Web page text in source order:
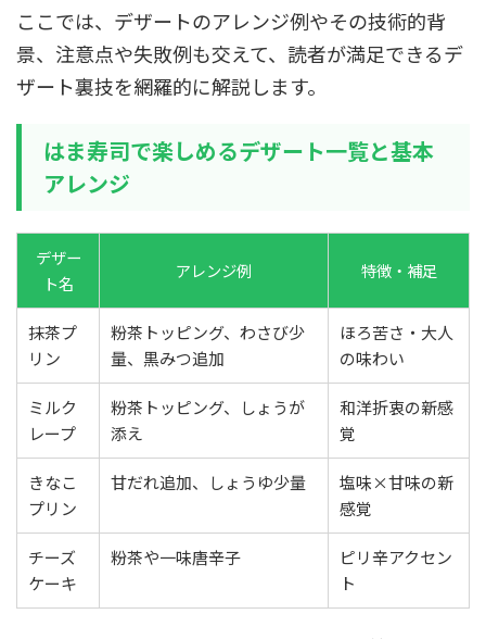
ここでは、デザートのアレンジ例やその技術的背
景、注意点や失敗例も交えて、読者が満足できるデ
ザート裏技を網羅的に解説します。
はま寿司で楽しめるデザート一覧と基本
アレンジ
デザー
ト名
アレンジ例 特徴・補足
抹茶プ
リン
粉茶トッピング、わさび少
量、黒みつ追加
ほろ苦さ・大人
の味わい
ミルク
レープ
粉茶トッピング、しょうが
添え
和洋折衷の新感
覚
きなこ
プリン
甘だれ追加、しょうゆ少量
塩味×甘味の新
感覚
チーズ
ケーキ
粉茶や一味唐辛子
ピリ辛アクセン
ト